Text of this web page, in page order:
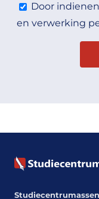
Door
en verwerking